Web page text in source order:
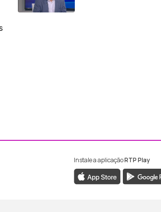
da RTP Madeira
Instagram da RTP Madeira
Instale a aplicaçãoRTP Play